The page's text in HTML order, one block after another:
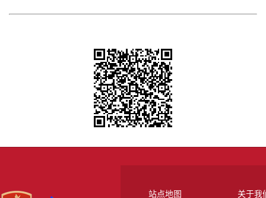
站点地图 关于我